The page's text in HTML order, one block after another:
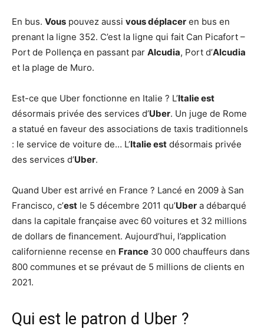
En bus. Vous pouvez aussi vous déplacer en bus en
prenant la ligne 352. C’est la ligne qui fait Can Picafort –
Port de Pollença en passant par Alcudia, Port d’Alcudia
et la plage de Muro.
Est-ce que Uber fonctionne en Italie ? L’Italie est
désormais privée des services d’Uber. Un juge de Rome
a statué en faveur des associations de taxis traditionnels
: le service de voiture de… L’Italie est désormais privée
des services d’Uber.
Quand Uber est arrivé en France ? Lancé en 2009 à San
Francisco, c’est le 5 décembre 2011 qu’Uber a débarqué
dans la capitale française avec 60 voitures et 32 millions
de dollars de financement. Aujourd’hui, l’application
californienne recense en France 30 000 chauffeurs dans
800 communes et se prévaut de 5 millions de clients en
2021.
Qui est le patron d Uber ?